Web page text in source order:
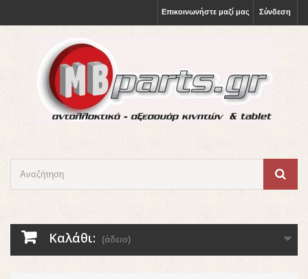
Σύνδεση
Επικοινωνήστε μαζί μας
Καλάθι: (άδειο)